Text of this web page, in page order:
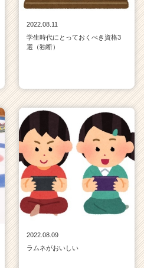
2022.08.11
学生時代にとっておくべき資格3
選（独断）
2022.08.09
ラムネがおいしい